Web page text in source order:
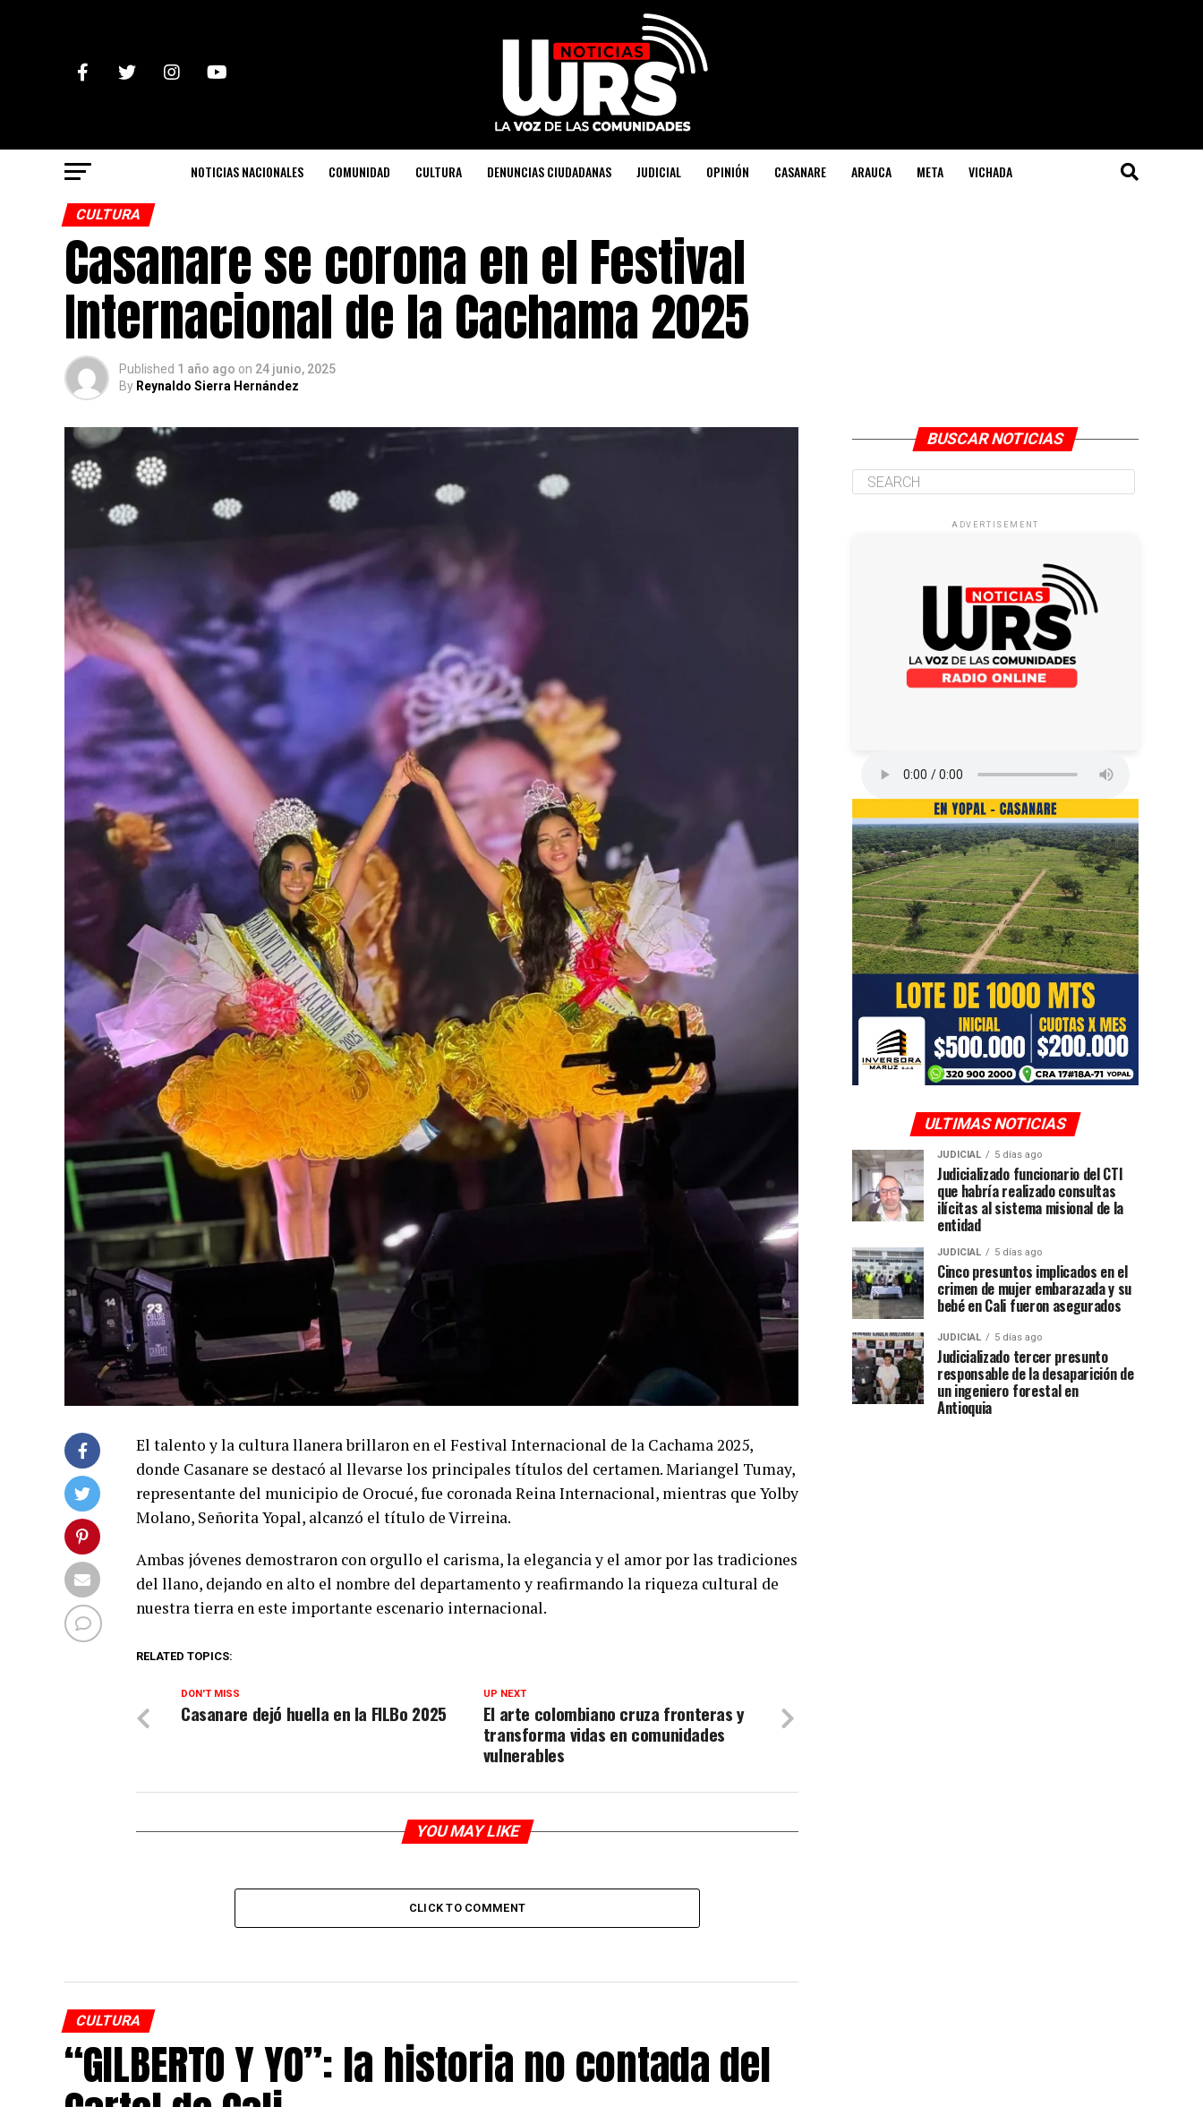
NOTICIAS NACIONALES COMUNIDAD CULTURA DENUNCIAS CIUDADANAS JUDICIAL OPINIÓN CASANARE ARAUCA META VICHADA
CULTURA
Casanare se corona en el Festival
Internacional de la Cachama 2025
Published 1 año ago on 24 junio, 2025
By Reynaldo Sierra Hernández
El talento y la cultura llanera brillaron en el Festival Internacional de la Cachama 2025,
donde Casanare se destacó al llevarse los principales títulos del certamen. Mariangel Tumay,
representante del municipio de Orocué, fue coronada Reina Internacional, mientras que Yolby
Molano, Señorita Yopal, alcanzó el título de Virreina.
Ambas jóvenes demostraron con orgullo el carisma, la elegancia y el amor por las tradiciones
del llano, dejando en alto el nombre del departamento y reafirmando la riqueza cultural de
nuestra tierra en este importante escenario internacional.
RELATED TOPICS:
UP NEXT
El arte colombiano cruza fronteras y
transforma vidas en comunidades
vulnerables
DON'T MISS
Casanare dejó huella en la FILBo 2025
YOU MAY LIKE
CLICK TO COMMENT
CULTURA
“GILBERTO Y YO”: la historia no contada del
BUSCAR NOTICIAS
ADVERTISEMENT
ULTIMAS NOTICIAS
JUDICIAL 5 días ago
Judicializado funcionario del CTI
que habría realizado consultas
ilícitas al sistema misional de la
entidad
JUDICIAL 5 días ago
Cinco presuntos implicados en el
crimen de mujer embarazada y su
bebé en Cali fueron asegurados
JUDICIAL 5 días ago
Judicializado tercer presunto
responsable de la desaparición de
un ingeniero forestal en
Antioquia